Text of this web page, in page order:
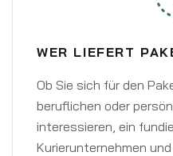
WER LIEFERT
Ob Sie sich für den
beruflichen oder
interessieren, ein
Kurierunternehmen